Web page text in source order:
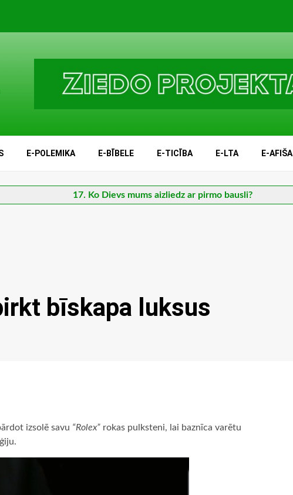
E-POLEMIKA E-BĪBELE E-TICĪBA E-LTA E-AFIŠA
17. Ko Dievs mums aizliedz ar pirmo bausli?
bīskapa luksus
izsolē savu “Rolex” rokas pulksteni, lai baznīca varētu